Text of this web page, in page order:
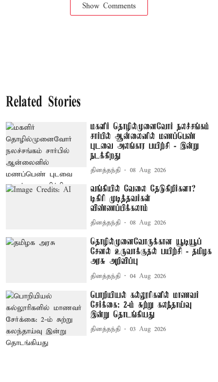
Show Comments
Related Stories
மகளிர் தொழில்முனைவோர் நலச்சங்கம்
சார்பில் ஆன்லைனில் மணப்பெண்
புடவை அலங்கார பயிற்சி - இன்று
நடக்கிறது
தினத்தந்தி 08 Aug 2026
வங்கியில் வேலை தேடுகிறீர்களா?
டிகிரி முடித்தவர்கள்
விண்ணப்பிக்கலாம்
தினத்தந்தி 08 Aug 2026
தொழில்முனைவோருக்கான யூடியூப்
சேனல் உருவாக்குதல் பயிற்சி - தமிழக
அரசு அறிவிப்பு
தினத்தந்தி 04 Aug 2026
பொறியியல் கல்லூரிகளில் மாணவர்
சேர்க்கை: 2-ம் சுற்று கலந்தாய்வு
இன்று தொடங்கியது
தினத்தந்தி 03 Aug 2026